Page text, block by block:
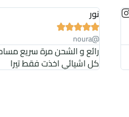
نور





@noura
رائع و الشحن مرة سريع
كل اشيائي اخذت فقط تيرا